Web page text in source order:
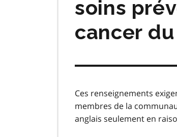
soins
cancer
Ces renseignements
membres de la
anglais seulement en